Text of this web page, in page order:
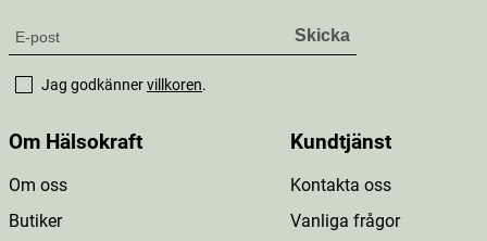
Jag godkännervillkoren.
Om Hälsokraft
Om oss
Butiker
Kundtjänst
Kontakta oss
Vanliga frågor